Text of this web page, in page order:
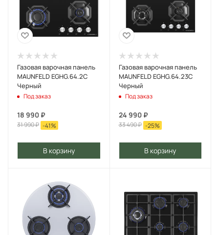
Газовая варочная панель
MAUNFELD EGHG.64.2C
Черный
Под заказ
18 990 ₽
31 990₽ -41%
В корзину
Газовая варочная панель
MAUNFELD EGHG.64.23C
Черный
Под заказ
24 990₽
33 490₽ -25%
В корзину